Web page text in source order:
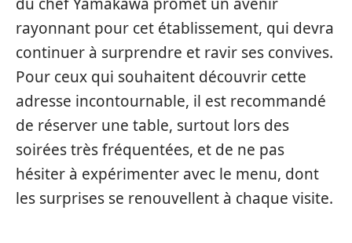
rayonnant pour cet établissement, qui devra
continuer à surprendre et ravir ses convives.
Pour ceux qui souhaitent découvrir cette
adresse incontournable, il est recommandé
de réserver une table, surtout lors des
soirées très fréquentées, et de ne pas
hésiter à expérimenter avec le menu, dont
les surprises se renouvellent à chaque visite.